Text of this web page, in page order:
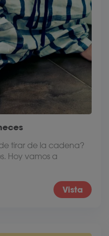
tirar de la cadena?
Hoy vamos a
Vista